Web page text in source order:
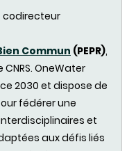
codirecteur
Commun (PEPR),
CNRS. OneWater
2030 et dispose de
fédérer une
et
aux défis liés